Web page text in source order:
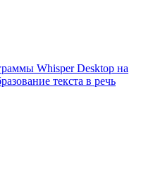
Whisper Desktop на
текста в речь